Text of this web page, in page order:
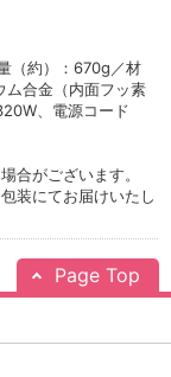
（約）：670g／材
ム合金（内面フッ素
、電源コード
合がございます。
装にてお届けいたし
Page Top